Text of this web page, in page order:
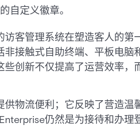
自定义徽章。
客管理系统在塑造客人的第
接触式自助终端、平板电脑
创新不仅提高了运营效率，
物流便利；它反映了营造温
仍然是为接待和办理